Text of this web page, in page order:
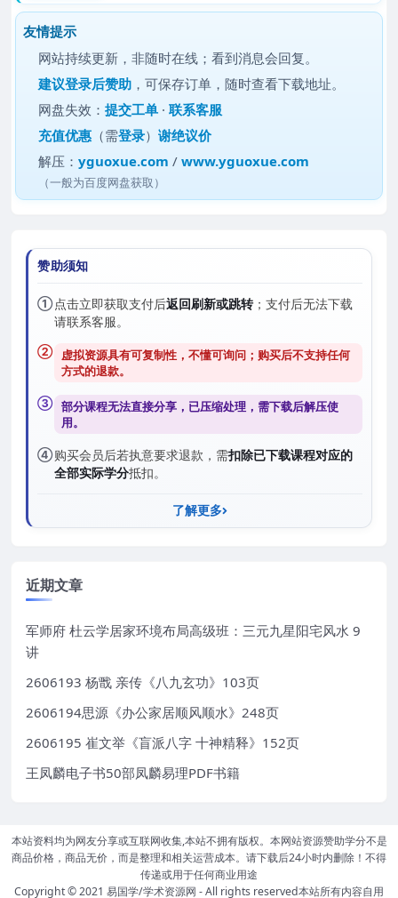
友情提示
网站持续更新，非随时在线；看到消息会回复。
建议登录后赞助 ，可保存订单，随时查看下载地址。
网盘失效：提交工单 ·联系客服
充值优惠 （需登录）谢绝议价
解压：yguoxue.com /www.yguoxue.com
（一般为百度网盘获取）
赞助须知
①点击立即获取支付后返回刷新或跳转；支付后无法下载
请联系客服。
② 虚拟资源具有可复制性，不懂可询问；购买后不支持任何
方式的退款。
③ 部分课程无法直接分享，已压缩处理，需下载后解压使
用。
④购买会员后若执意要求退款，需扣除已下载课程对应的
全部实际学分抵扣。
了解更多
近期文章
军师府 杜云学居家环境布局高级班：三元九星阳宅风水 9
讲
2606193 杨戬 亲传《八九玄功》103页
2606194思源《办公家居顺风顺水》248页
2606195 崔文举《盲派八字 十神精释》152页
王凤麟电子书50部凤麟易理PDF书籍
本站资料均为网友分享或互联网收集,本站不拥有版权。本网站资源赞助学分不是
商品价格，商品无价，而是整理和相关运营成本。请下载后24小时内删除！不得
传递或用于任何商业用途
Copyright © 2021 易国学/学术资源网 - All rights reserved本站所有内容自用